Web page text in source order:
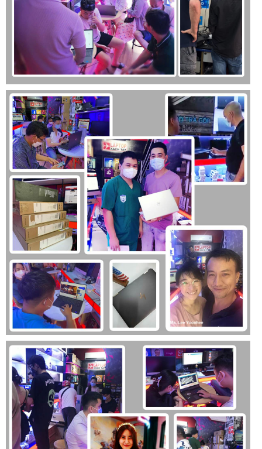
thống.
TPM 2.0 và BitLocker: Chip bảo mật chuyên dụng được tích
hợp ngay trên bo mạch chủ, kết hợp cùng BitLocker, mã hóa
thông tin, ngăn chặn tốt những cuộc tấn công hiệu quả.
Laptop Dell Latitude 7450 Ultra 2024: Màn hình
sắc nét.
Laptop Dell Latitude 7450 Ultra 2024 được trang bị một màn
hình cao cấp với kích thước 14.0” với độ phân giản Full HD+
1920×1200. Tỷ lệ màn hình mới là 16:10 cung cấp nhiều
không gian sử dụng hơn.
Tấm nền IPS Chống chói tốt, độ sáng màn hình ở mức 400
nits sử dụng thoải mái ở bất kỳ đâu. Viền màn hình được tối
ưu siêu mỏng ở cả 4 cạnh cao cấp. Tính năng ComfView+
giúp giảm thiểu ánh sáng xanh bảo vệ mắt khi phải sử dụng
Laptop trong thời gian dài.
Ngoài ra, Laptop còn được trang bị Webcam FHD IR với công
nghệ Express Sign-In. Hệ thống sẽ tự động phát hiện, và
đăng nhập vào máy khi bạn đến gần, và sẽ tự động khóa lại
nếu bạn rời đi. Bên cạnh đó, tính năng Intelligent Privacy, sẽ
tự động làm mờ màn hình khi phát hiện có người nhìn vào
màn hình của bạn, giúp đảm bảo được tính riêng tư tối đa.
Tổng kết
Tổng kết lại, nếu bạn đang có nhu cầu tìm 1 chiếc Laptop
văn phòng với tiêu chí bền bỉ, ổn định, cấu hình mạnh mẽ và
bảo mật cao, thì Laptop Dell Latitude 7450 Ultra 2024 là 1 lựa
chọn bạn không thể bỏ qua.
Trên đây là những đánh giá chi tiết của Laptopxachtayshop
về chiếc Dell Latitude 7450 Ultra, bạn còn thắc mắc hoặc